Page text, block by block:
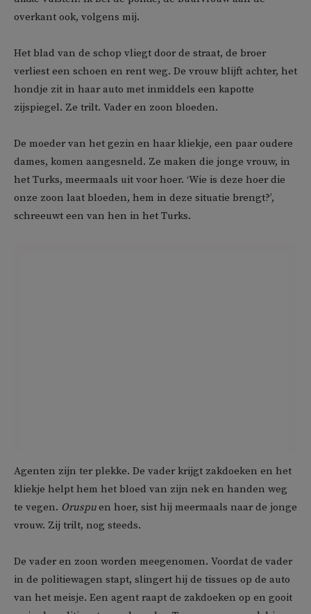
overkant ook, volgens mij.
Het blad van de schop vliegt door de straat, de broer
verliest een schoen en rent weg. De vrouw blijft achter, het
hondje zit in haar auto met inmiddels een kapotte
zijspiegel. Ze trilt. Vader en zoon bloeden.
De moeder van het gezin en haar kliekje, een paar oudere
dames, komen aangesneld. Ze maken die jonge vrouw, in
het Turks, meermaals uit voor hoer. ‘Wie is deze hoer die
onze zoon laat bloeden, hem in deze situatie brengt?’,
schreeuwt een van hen in het Turks.
Agenten zijn ter plekke. De vader krijgt zakdoeken en het
kliekje helpt hem het bloed van zijn nek en handen weg
te vegen. Oruspuen hoer, sist hij meermaals naar de jonge
vrouw. Zij trilt, nog steeds.
De vader en zoon worden meegenomen. Voordat de vader
in de politiewagen stapt, slingert hij de tissues op de auto
van het meisje. Een agent raapt de zakdoeken op en gooit